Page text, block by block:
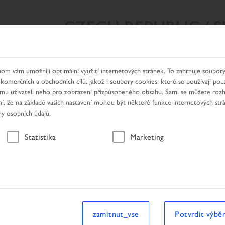
CZECH REPUBLIC /
VYHLEDÁVÁNÍ NAŠE PRODUKTY HLEDÁNÍ DEALERA
vám umožnili optimální využití internetových stránek. To zahrnuje
a obchodních cílů, jakož i soubory cookies, které se používají
uživateli nebo pro zobrazení přizpůsobeného obsahu. Sami se můžete
že na základě vašich nastavení mohou být některé funkce internetových
osobních údajů.
Statistika Marketing
zamitnut_vse Potvrdit výběr